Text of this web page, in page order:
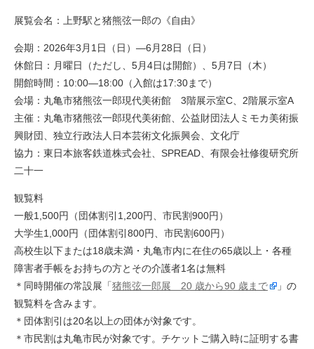
展覧会名：上野駅と猪熊弦一郎の《自由》
会期：2026年3月1日（日）―6月28日（日）
休館日：月曜日（ただし、5月4日は開館）、5月7日（木）
開館時間：10:00―18:00（入館は17:30まで）
会場：丸亀市猪熊弦一郎現代美術館 3階展示室C、2階展示室A
主催：丸亀市猪熊弦一郎現代美術館、公益財団法人ミモカ美術振
興財団、独立行政法人日本芸術文化振興会、文化庁
協力：東日本旅客鉄道株式会社、SPREAD、有限会社修復研究所
二十一
観覧料
一般1,500円（団体割引1,200円、市民割900円）
大学生1,000円（団体割引800円、市民割600円）
高校生以下または18歳未満・丸亀市内に在住の65歳以上・各種
障害者手帳をお持ちの方とその介護者1名は無料
＊同時開催の常設展「猪熊弦一郎展 20 歳から90 歳まで
」の
観覧料を含みます。
＊団体割引は20名以上の団体が対象です。
＊市民割は丸亀市民が対象です。チケットご購入時に証明する書